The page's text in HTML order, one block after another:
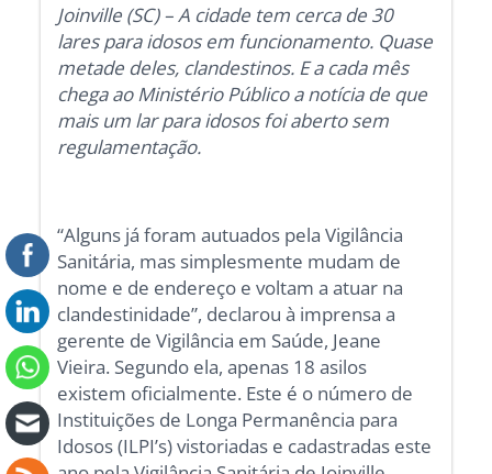
Joinville (SC) – A cidade tem cerca de 30
lares para idosos em funcionamento. Quase
metade deles, clandestinos. E a cada mês
chega ao Ministério Público a notícia de que
mais um lar para idosos foi aberto sem
regulamentação.
“Alguns já foram autuados pela Vigilância
Sanitária, mas simplesmente mudam de
nome e de endereço e voltam a atuar na
clandestinidade”, declarou à imprensa a
gerente de Vigilância em Saúde, Jeane
Vieira. Segundo ela, apenas 18 asilos
existem oficialmente. Este é o número de
Instituições de Longa Permanência para
Idosos (ILPI’s) vistoriadas e cadastradas este